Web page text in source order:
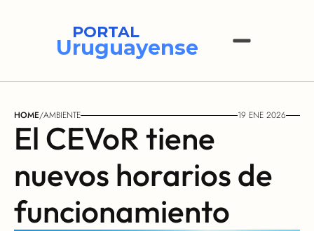
PORTAL
Uruguayense
HOME/AMBIENTE 19 ENE 2026
El CEVoR tiene
nuevos horarios de
funcionamiento